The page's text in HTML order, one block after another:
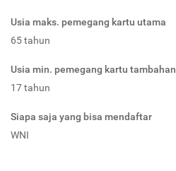
Usia maks. pemegang kartu utama
65 tahun
Usia min. pemegang kartu tambahan
17 tahun
Siapa saja yang bisa mendaftar
WNI